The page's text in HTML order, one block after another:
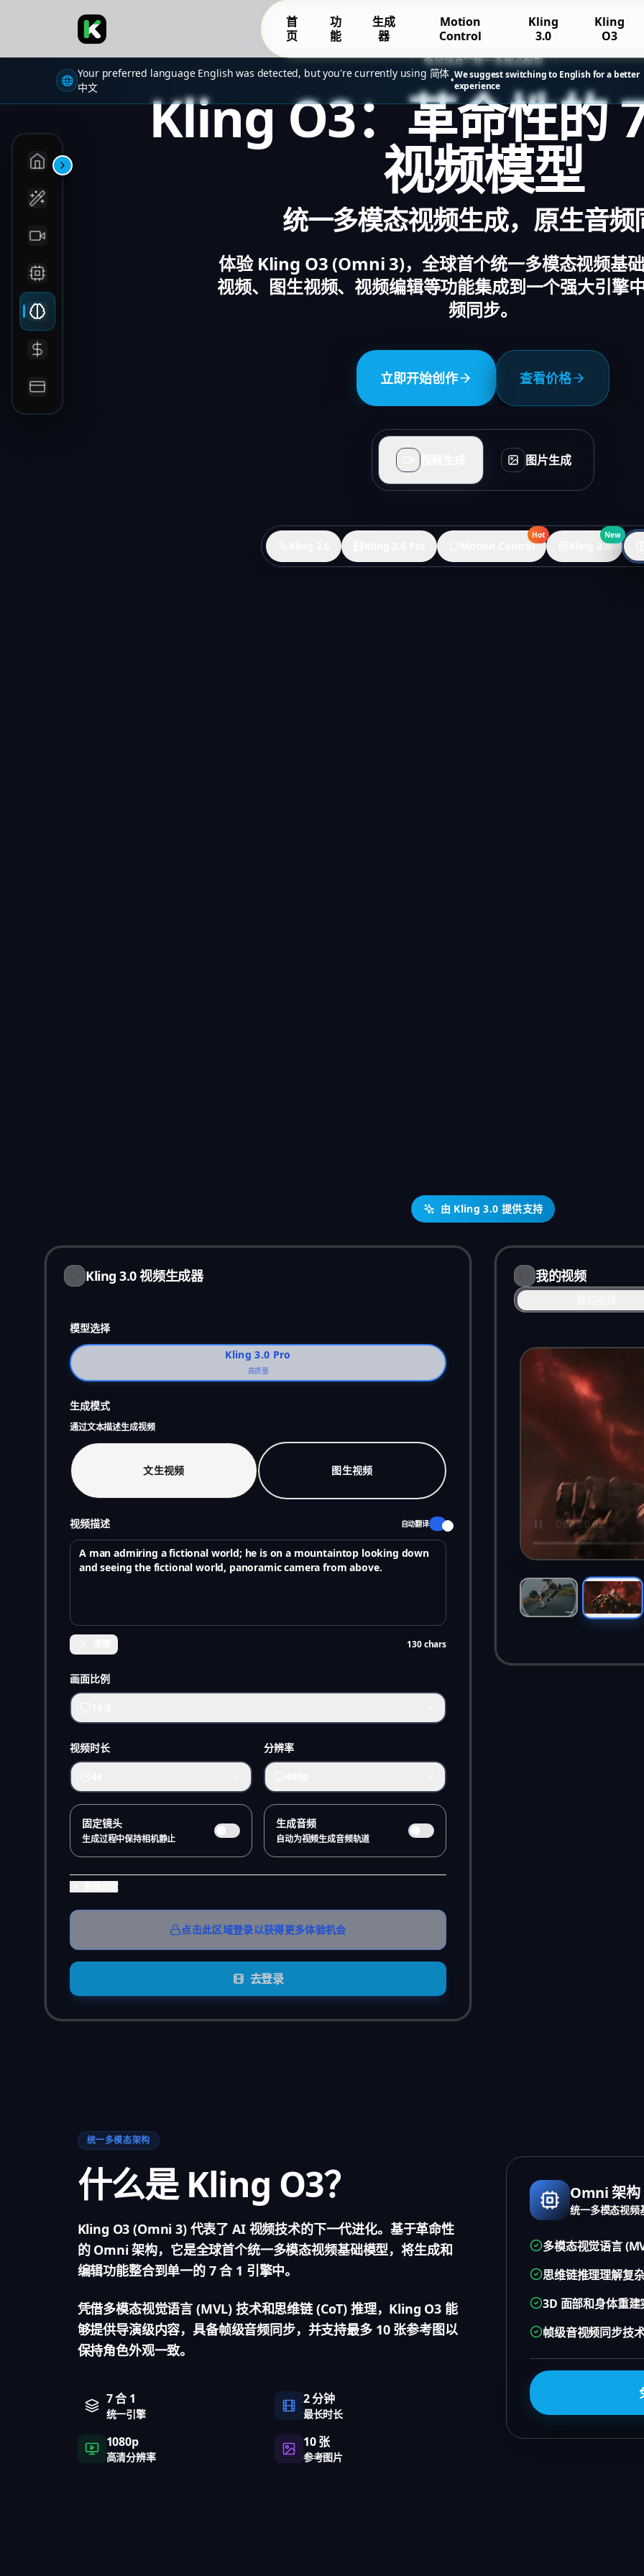
首
页
功
能
生成
器
Motion
Control
Kling
3.0
Kling
O3
🌐
Your preferred language English was detected, but you're currently using 简体
中文
•We suggest switching to English for a better
experience
全球首个统一多模态模型
Kling O3：革命性的
视频模型
统一多模态视频生成，原生音频
体验 Kling O3 (Omni 3)，全球首个统一多模态视频基
视频、图生视频、视频编辑等功能集成到一个强大引擎
频同步。
立即开始创作 查看价格
视频生成 图片生成
Hot
Motion Control
New
Kling 3.0
由 Kling 3.0 提供支持
Kling 3.0 视频生成器
模型选择
Kling 3.0 Pro
高质量
生成模式
通过文本描述生成视频
文生视频 图生视频
视频描述 自动翻译
130chars
画面比例
视频时长 分辨率
固定镜头
生成过程中保持相机静止
生成音频
自动为视频生成音频轨道
高级设置
点击此区域登录以获得更多体验机会
去登录
我的视频
统一多模态架构
什么是 Kling O3？
Kling O3 (Omni 3) 代表了 AI 视频技术的下一代进化。基于革命性
的 Omni 架构，它是全球首个统一多模态视频基础模型，将生成和
编辑功能整合到单一的 7 合 1 引擎中。
凭借多模态视觉语言 (MVL) 技术和思维链 (CoT) 推理，Kling O3 能
够提供导演级内容，具备帧级音频同步，并支持最多 10 张参考图以
保持角色外观一致。
7 合 1
统一引擎
2 分钟
最长时长
1080p
高清分辨率
10 张
参考图片
Omni 架构
统一多模态视频
多模态视觉语言
思维链推理理解复
3D 面部和身体重
帧级音视频同步技